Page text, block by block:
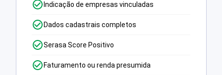
Indicação de empresas vinculadas
Dados cadastrais completos
Serasa Score Positivo
Faturamento ou renda presumida